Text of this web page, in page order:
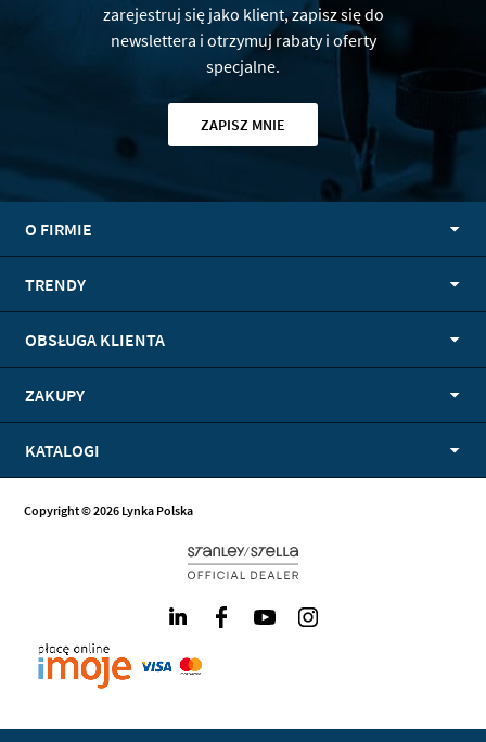
zarejestruj się jako klient, zapisz się do
newslettera i otrzymuj rabaty i oferty
specjalne.
ZAPISZ MNIE
O FIRMIE
TRENDY
OBSŁUGA KLIENTA
ZAKUPY
KATALOGI
Copyright © 2026 Lynka Polska